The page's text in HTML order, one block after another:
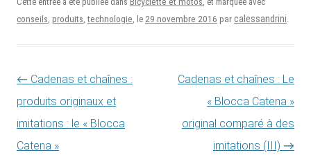
conseils, produits,technologie, le 29 novembre 2016 par calessandrini.
Navigation des articles
← Cadenas et chaînes :
produits originaux et
imitations : le « Blocca
Catena »
Cadenas et chaînes : Le
« Blocca Catena »
original comparé à des
imitations (III) →